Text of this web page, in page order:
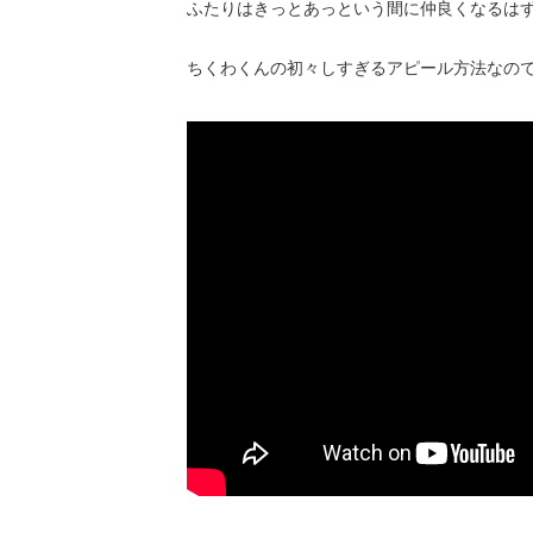
ふたりはきっとあっという間に仲良くなるは
ちくわくんの初々しすぎるアピール方法なの